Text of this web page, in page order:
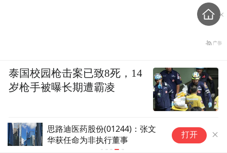
性格上，曾经在学校被同学孤立，长期遭受
打开
泰国校园枪击案已致8死，14
岁枪手被曝长期遭霸凌